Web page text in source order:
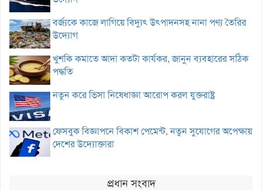
বর্জ্যকে কাজে লাগিয়ে বিদ্যুৎ উৎপাদনসহ নানা পণ্য তৈরির
উদ্যোগ
খুশকি কমাতে আদা কতটা কার্যকর, জানুন ব্যবহারের সঠিক
পদ্ধতি
নতুন করে ভিসা নিষেধাজ্ঞা আরোপ করল যুক্তরাষ্ট্র
ফেসবুক বিজ্ঞাপনে বিকাশ পেমেন্ট, নতুন সুযোগের অপেক্ষায়
দেশের উদ্যোক্তারা
প্রধান সংবাদ